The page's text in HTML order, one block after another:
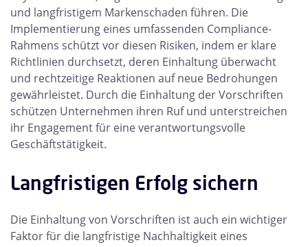
und langfristigem Markenschaden führen. Die
Implementierung eines umfassenden Compliance-
Rahmens schützt vor diesen Risiken, indem er klare
Richtlinien durchsetzt, deren Einhaltung überwacht
und rechtzeitige Reaktionen auf neue Bedrohungen
gewährleistet. Durch die Einhaltung der Vorschriften
schützen Unternehmen ihren Ruf und unterstreichen
ihr Engagement für eine verantwortungsvolle
Geschäftstätigkeit.
Langfristigen Erfolg sichern
Die Einhaltung von Vorschriften ist auch ein wichtiger
Faktor für die langfristige Nachhaltigkeit eines